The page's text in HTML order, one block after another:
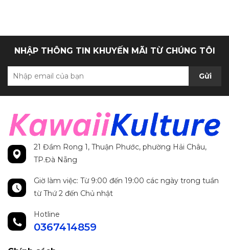
NHẬP THÔNG TIN KHUYẾN MÃI TỪ CHÚNG TÔI
Gửi
21 Đầm Rong 1, Thuận Phước, phường Hải Châu,
TP.Đà Nẵng
Giờ làm việc: Từ 9:00 đến 19:00 các ngày trong tuần
từ Thứ 2 đến Chủ nhật
Hotline
0367414859